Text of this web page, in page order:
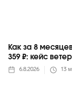
Как за 8
359 ₽: кейс
6.8.2026 13